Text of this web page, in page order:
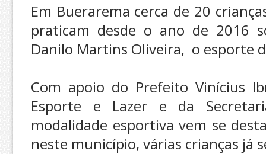
Em Buerarema cerca de 20
praticam desde o ano de 2016
Danilo Martins Oliveira, o esporte
Com apoio do Prefeito Vinícius
Esporte e Lazer e da
modalidade esportiva vem se
neste município, várias crianças já